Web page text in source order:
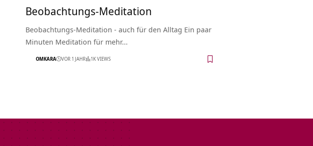
Beobachtungs-Meditation
Beobachtungs-Meditation - auch für den Alltag Ein paar
Minuten Meditation für mehr…
OMKARA VOR 1 JAHR 1K VIEWS